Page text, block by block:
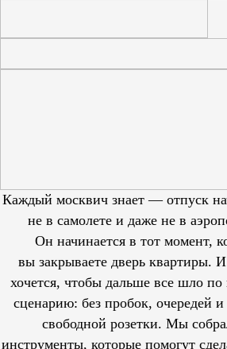
Каждый москвич знает — отпуск
не в самолете и даже не в
Он начинается в тот момент,
вы закрываете дверь квартиры.
хочется, чтобы дальше все шло
сценарию: без пробок, очередей и
свободной розетки. Мы
инструменты, которые помогут